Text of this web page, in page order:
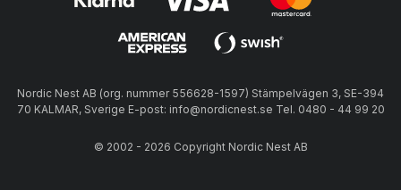
Nordic Nest AB (org. nummer 556628-1597) Stämpelvägen 3, SE-394
70 KALMAR, Sverige E-post: info@nordicnest.se Tel. 0480 - 44 99 20
© 2002 - 2026 Copyright Nordic Nest AB